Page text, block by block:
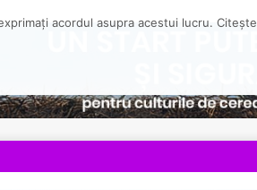
acordul asupra acestui lucru. Citește